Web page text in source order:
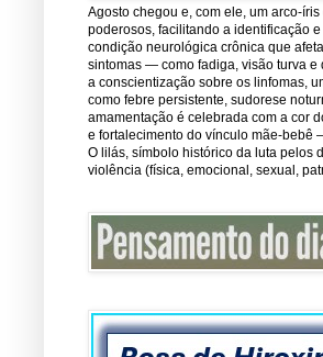
Agosto chegou e, com ele, um arco-
poderosos, facilitando a identificação
condição neurológica crônica que
sintomas — como fadiga, visão turva e
a conscientização sobre os linfomas,
como febre persistente, sudorese
amamentação é celebrada com a cor
e fortalecimento do vínculo mãe-bebê
O lilás, símbolo histórico da luta pelos
violência (física, emocional, sexual,